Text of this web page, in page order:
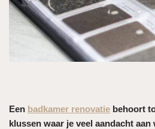
Een badkamer renovatie behoort
klussen waar je veel aandacht